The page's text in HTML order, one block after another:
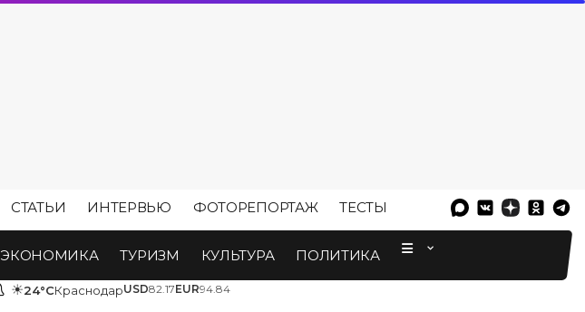
СТАТЬИ ИНТЕРВЬЮ ФОТОРЕПОРТАЖ ТЕСТЫ
ЭКОНОМИКА ТУРИЗМ КУЛЬТУРА ПОЛИТИКА
☀24°CКраснодарUSD82.17EUR94.84